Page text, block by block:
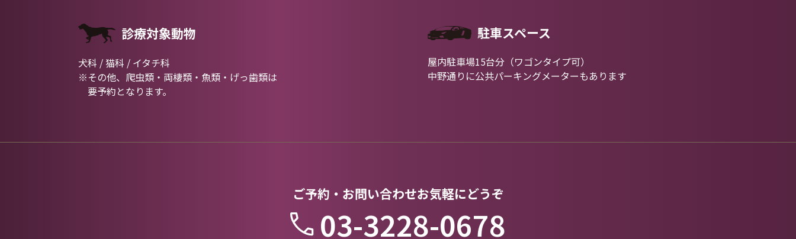
診療対象動物
犬科 / 猫科 / イタチ科
※その他、爬虫類・両棲類・魚類・げっ歯類は
要予約となります。
駐車スペース
屋内駐車場15台分（ワゴンタイプ可）
中野通りに公共パーキングメーターもあります
ご予約・お問い合わせお気軽にどうぞ
03-3228-0678